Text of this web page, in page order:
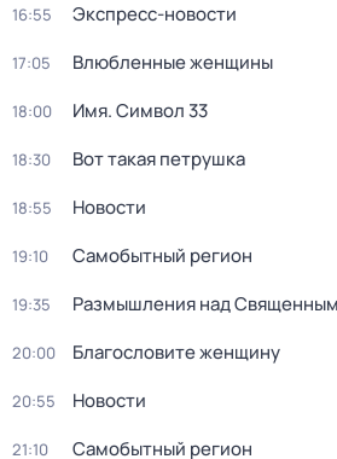
16:55 Экспресс-новости
17:05 Влюбленные женщины
18:00 Имя. Символ 33
18:30 Вот такая петрушка
18:55 Новости
19:10 Самобытный регион
19:35 Размышления над
20:00 Благословите женщину
20:55 Новости
21:10 Самобытный регион